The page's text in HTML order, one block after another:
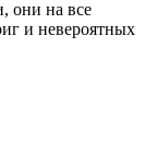
они на все
и невероятных